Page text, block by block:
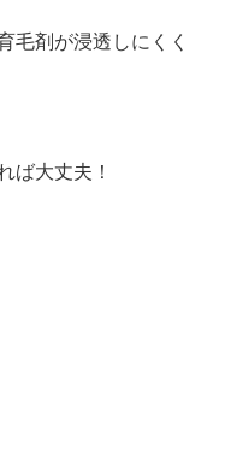
毛剤が浸透しにくく
ば大丈夫！